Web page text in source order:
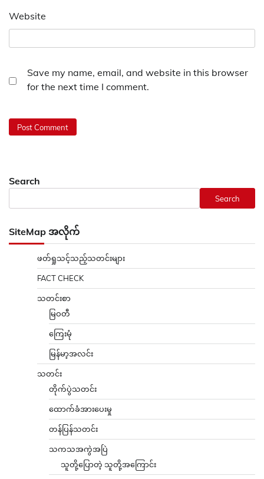
Website
Save my name, email, and website in this browser
for the next time I comment.
Search
Search
SiteMap အလိုက်
ဖတ်ရှုသင့်သည့်သတင်းများ
FACT CHECK
သတင်းစာ
မြဝတီ
ကြေးမုံ
မြန်မာ့အလင်း
သတင်း
တိုက်ပွဲသတင်း
ထောက်ခံအားပေးမှု
တန်ပြန်သတင်း
သကသအကွဲအပြဲ
သူတို့ပြောတဲ့ သူတို့အကြောင်း